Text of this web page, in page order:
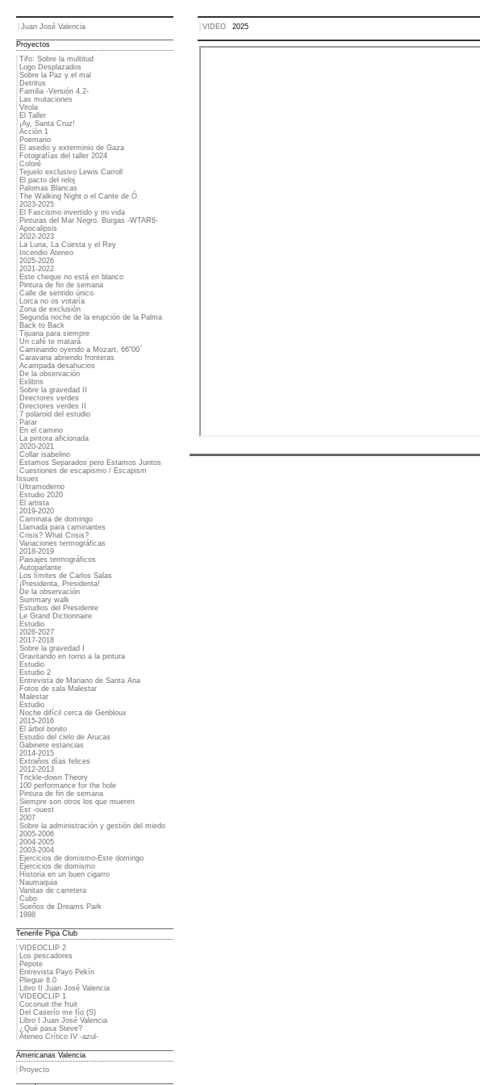
Juan José Valencia
Proyectos
Tifo: Sobre la multitud
Logo Desplazados
Sobre la Paz y el mal
Detritus
Familia -Versión 4.2-
Las mutaciones
Vitola
El Taller
¡Ay, Santa Cruz!
Acción 1
Poemario
El asedio y exterminio de Gaza
Fotografías del taller 2024
Coloré
Tejuelo exclusivo Lewis Carroll
El pacto del reloj
Palomas Blancas
The Walking Night o el Cante de Ó.
2023-2025
El Fascismo invertido y mi vida
Pinturas del Mar Negro. Burgas -WTAR6-
Apocalipsis
2022-2023
La Luna, La Cuesta y el Rey
Incendio Ateneo
2025-2026
2021-2022
Este cheque no está en blanco
Pintura de fin de semana
Calle de sentido único
Lorca no os votaría
Zona de exclusión
Segunda noche de la erupción de la Palma
Back to Back
Tijuana para siempre
Un café te matará
Caminando oyendo a Mozart, 66"00´
Caravana abriendo fronteras
Acampada desahucios
De la observación
Exlibris
Sobre la gravedad II
Directores verdes
Directores verdes II
7 polaroid del estudio
Parar
En el camino
La pintora aficionada
2020-2021
Collar isabelino
Estamos Separados pero Estamos Juntos
Cuestiones de escapismo / Escapism
Issues
Ultramoderno
Estudio 2020
El artista
2019-2020
Caminata de domingo
Llamada para caminantes
Crisis? What Crisis?
Variaciones termográficas
2018-2019
Paisajes termográficos
Autoparlante
Los límites de Carlos Salas
¡Presidenta, Presidenta!
De la observación
Summary walk
Estudios del Presidente
Le Grand Dictionnaire
Estudio
2026-2027
2017-2018
Sobre la gravedad I
Gravitando en torno a la pintura
Estudio
Estudio 2
Entrevista de Mariano de Santa Ana
Fotos de sala Malestar
Malestar
Estudio
Noche difícil cerca de Genbloux
2015-2016
El árbol bonito
Estudio del cielo de Arucas
Gabinete estancias
2014-2015
Extraños días felices
2012-2013
Trickle-down Theory
100 performance for the hole
Pintura de fin de semana
Siempre son otros los que mueren
Est -ouest
2007
Sobre la administración y gestión del miedo
2005-2006
2004-2005
2003-2004
Ejercicios de domismo-Este domingo
Ejercicios de domismo
Historia en un buen cigarro
Naumaquia
Vanitas de carretera
Cubo
Sueños de Dreams Park
1998
Tenerife Pipa Club
VIDEOCLIP 2
Los pescadores
Pepote
Entrevista Payo Pekín
Pliegue 8.0
Libro II Juan José Valencia
VIDEOCLIP 1
Coconuit the fruit
Del Caserío me fío (S)
Libro I Juan José Valencia
¿Qué pasa Steve?
Ateneo Crítico IV -azul-
Americanas Valencia
Proyecto
VIDEO 2025